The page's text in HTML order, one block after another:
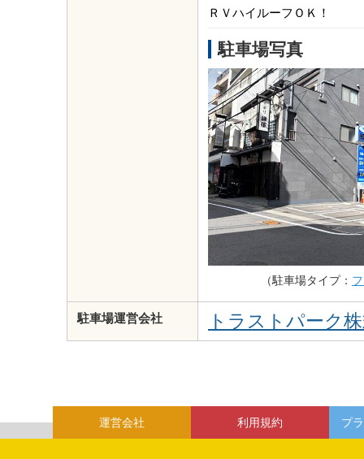
ＲＶハイルーフＯＫ！
駐車場写真
（駐車場タイプ：
駐車場運営会社 トラストパーク
運営会社 利用規約 プ